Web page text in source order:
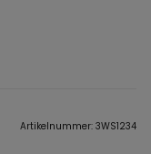
Artikelnummer: 3WS1234